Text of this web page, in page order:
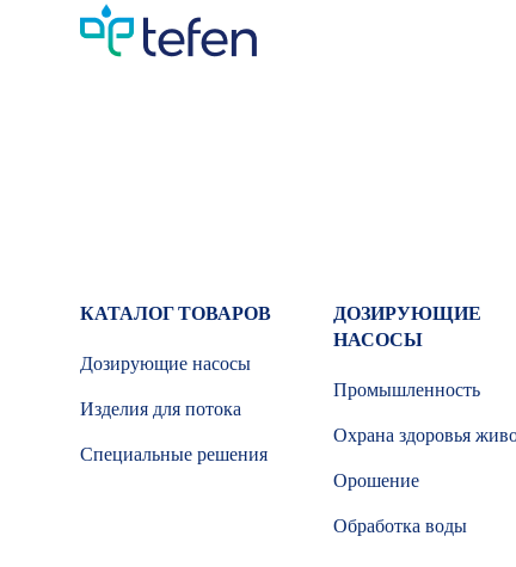
КАТАЛОГ ТОВАРОВ
Дозирующие насосы
Изделия для потока
Специальные решения
ДОЗИРУЮЩИЕ
НАСОСЫ
Промышленность
Охрана здоровья
Орошение
Обработка воды